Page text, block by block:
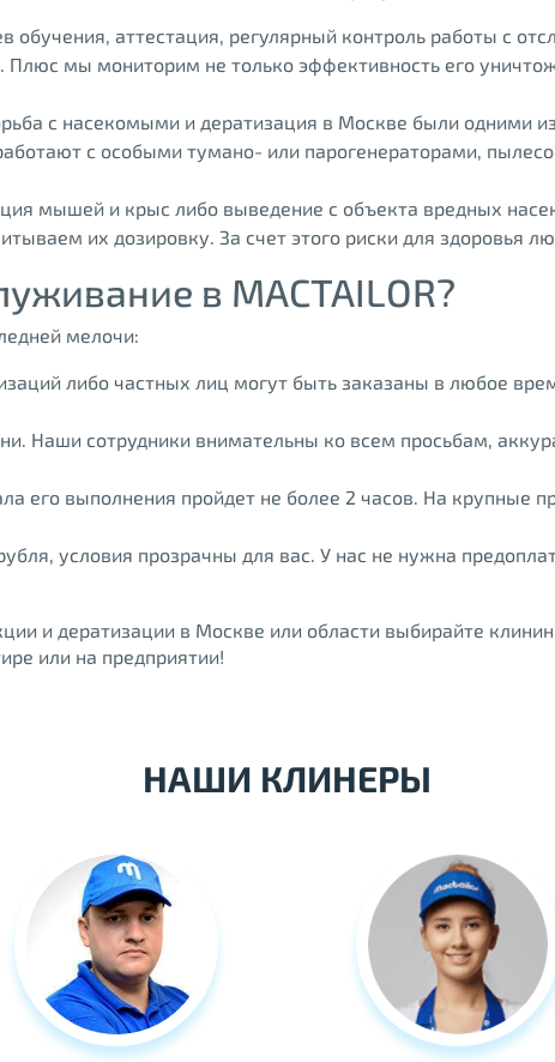
обучения, аттестация, регулярный контроль работы с
Плюс мы мониторим не только эффективность его
с насекомыми и дератизация в Москве были одними
с особыми тумано- или парогенераторами,
мышей и крыс либо выведение с объекта вредных
их дозировку. За счет этого риски для здоровья
в MACTAILOR?
мелочи:
либо частных лиц могут быть заказаны в любое
Наши сотрудники внимательны ко всем просьбам,
его выполнения пройдет не более 2 часов. На
условия прозрачны для вас. У нас не нужна
и дератизации в Москве или области выбирайте
или на предприятии!
НАШИ КЛИНЕРЫ